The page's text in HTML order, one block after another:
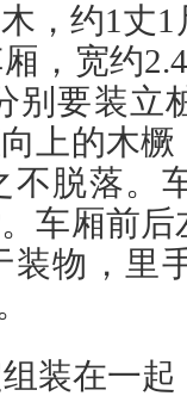
，约1丈
，宽约
别要装立
上的木
不脱落。
车厢前
装物，里
装在一